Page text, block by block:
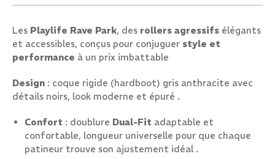
Les Playlife Rave Park, des rollers agressifs élégants
et accessibles, conçus pour conjuguer style et
performance à un prix imbattable
Design : coque rigide (hardboot) gris anthracite avec
détails noirs, look moderne et épuré .
Confort : doublure Dual-Fit adaptable et
confortable, longueur universelle pour que chaque
patineur trouve son ajustement idéal .